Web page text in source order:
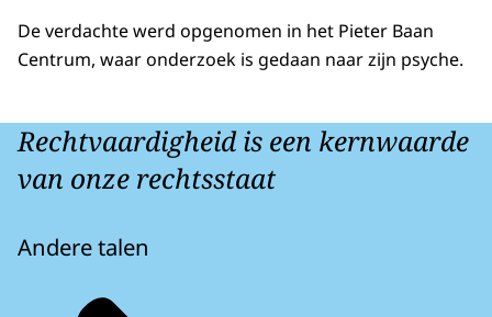
De verdachte werd opgenomen in het Pieter Baan
Centrum, waar onderzoek is gedaan naar zijn psyche.
Rechtvaardigheid is een kernwaarde
van onze rechtsstaat
Andere talen